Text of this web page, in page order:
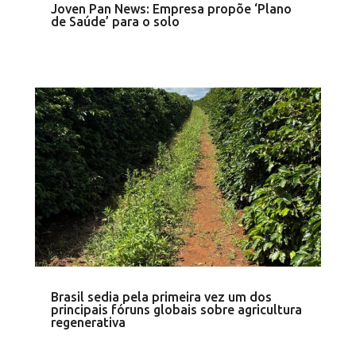
Joven Pan News: Empresa propõe ‘Plano
de Saúde’ para o solo
Brasil sedia pela primeira vez um dos
principais fóruns globais sobre agricultura
regenerativa